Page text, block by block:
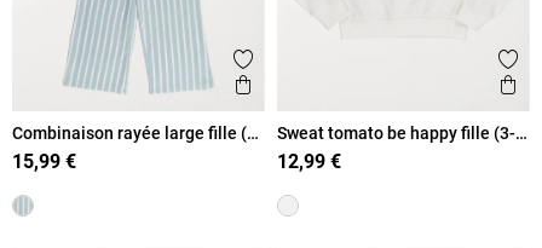
Ajouter aux favoris
Aperçu rapide
Combinaison rayée large fille (3-
12A)
15,99 €
Sweat tomato be happy fille (3-
12A)
12,99 €